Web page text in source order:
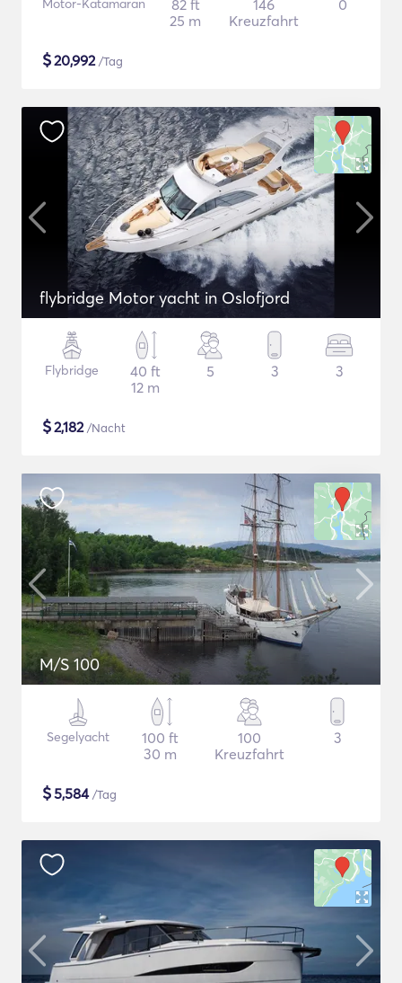
Motor-Katamaran
82 ft
25 m
146
Kreuzfahrt
0
$20,992/Tag
flybridge Motor yacht in Oslofjord
Flybridge
40 ft
12 m
5 3 3
$2,182/Nacht
M/S 100
Segelyacht
100 ft
30 m
100
Kreuzfahrt
3
$5,584/Tag